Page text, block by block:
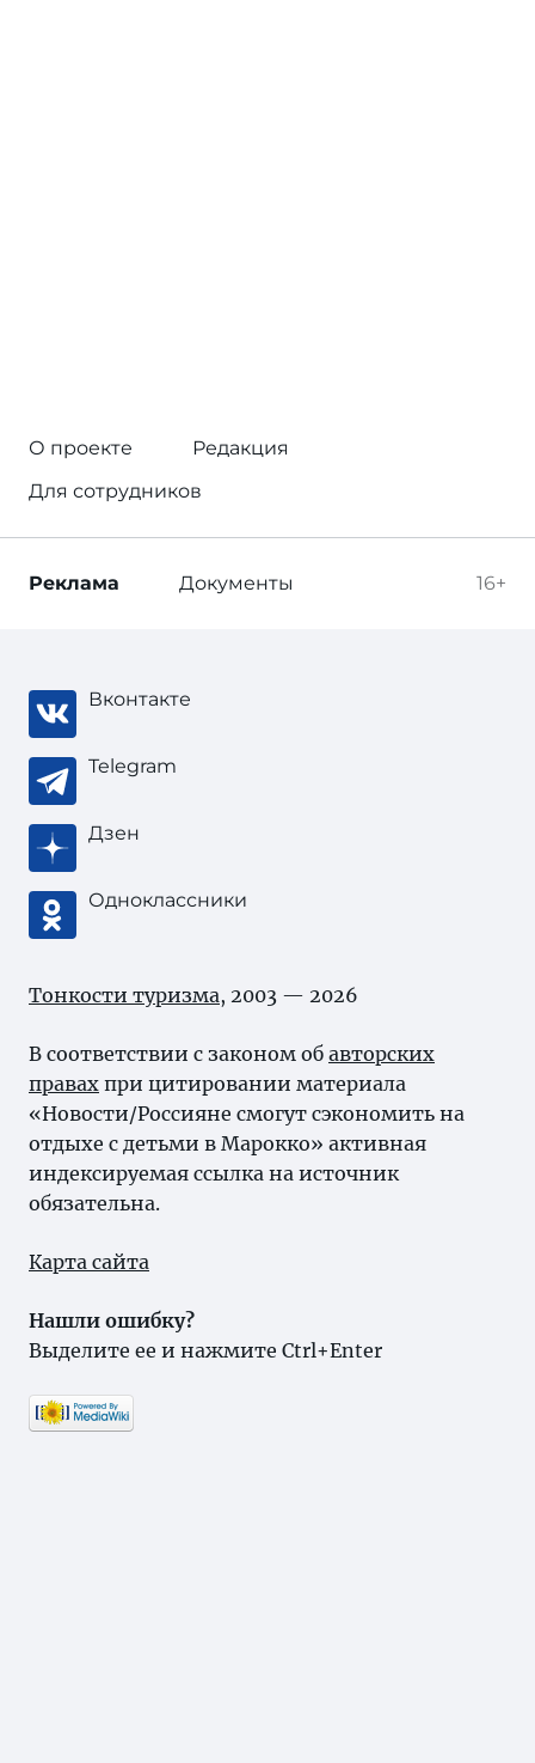
О проекте
Редакция
Для сотрудников
16+
Реклама Документы
Вконтакте
Telegram
Дзен
Одноклассники
Тонкости туризма, 2003 — 2026
В соответствии с законом об авторских
правах при цитировании материала
«Новости/Россияне смогут сэкономить на
отдыхе с детьми в Марокко» активная
индексируемая ссылка на источник
обязательна.
Карта сайта
Нашли ошибку?
Выделите ее и нажмите Ctrl+Enter